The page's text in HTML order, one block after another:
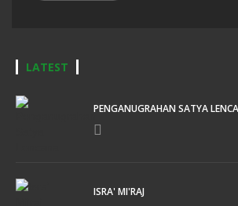
LATEST
PENGANUGRAHAN SATYA
ISRA' MI'RAJ